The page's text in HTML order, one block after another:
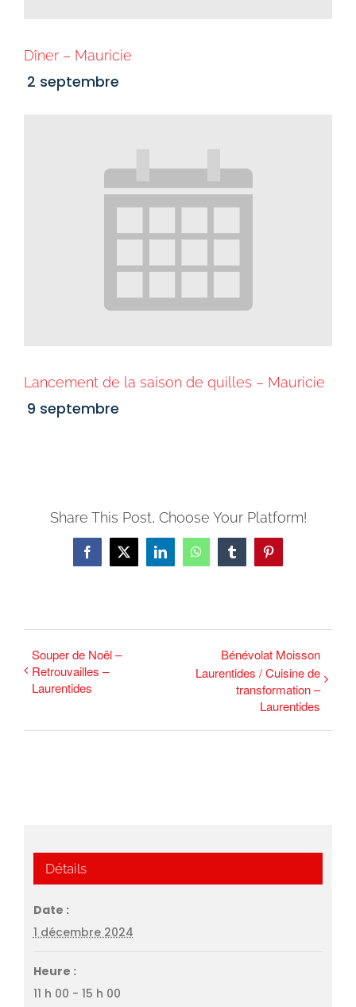
Dîner – Mauricie
2 septembre
Lancement de la saison de quilles – Mauricie
9 septembre
Share This Post, Choose Your Platform!
Facebook
X LinkedInWhatsAppTumblrPinterest
Souper de Noël –
Retrouvailles –
Laurentides
Bénévolat Moisson
Laurentides / Cuisine de
transformation –
Laurentides
Détails
Date :
1 décembre 2024
Heure :
11 h 00 - 15 h 00